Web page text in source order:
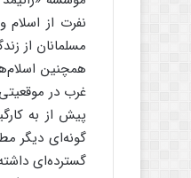
نفرت از
مسلمانان از
همچنین
غرب در
پیش از به
گونه‌ای دیگر
گسترده‌ای